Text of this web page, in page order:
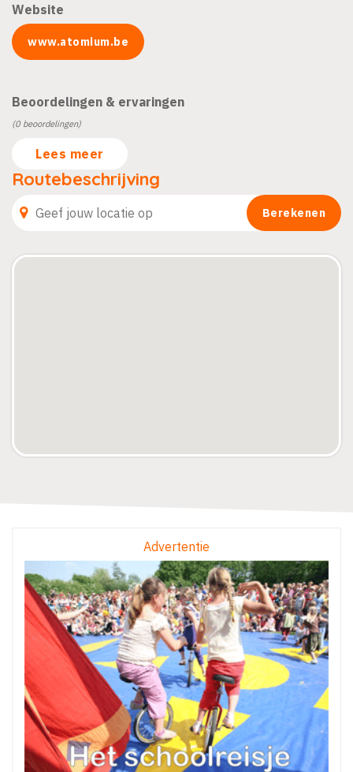
Website
www.atomium.be
Beoordelingen & ervaringen
(0 beoordelingen)
Lees meer
Routebeschrijving
Advertentie